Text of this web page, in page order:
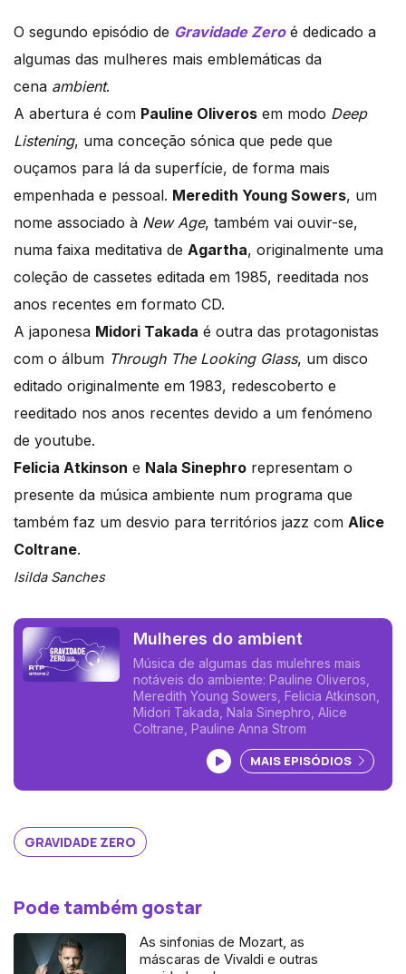
O segundo episódio de Gravidade Zeroé dedicado a
algumas das mulheres mais emblemáticas da
cena ambient.
A abertura é com Pauline Oliveros em modo Deep
Listening, uma conceção sónica que pede que
ouçamos para lá da superfície, de forma mais
empenhada e pessoal. Meredith Young Sowers, um
nome associado à New Age, também vai ouvir-se,
numa faixa meditativa de Agartha, originalmente uma
coleção de cassetes editada em 1985, reeditada nos
anos recentes em formato CD.
A japonesa Midori Takada é outra das protagonistas
com o álbum Through The Looking Glass, um disco
editado originalmente em 1983, redescoberto e
reeditado nos anos recentes devido a um fenómeno
de youtube.
Felicia Atkinson e Nala Sinephro representam o
presente da música ambiente num programa que
também faz um desvio para territórios jazz com Alice
Coltrane.
Isilda Sanches
Mulheres do ambient
Música de algumas das mulehres mais
notáveis do ambiente: Pauline Oliveros,
Meredith Young Sowers, Felicia Atkinson,
Midori Takada, Nala Sinephro, Alice
Coltrane, Pauline Anna Strom
Ouvir podcast
MAIS EPISÓDIOS
GRAVIDADE ZERO
Pode também gostar
As sinfonias de Mozart, as
máscaras de Vivaldi e outras